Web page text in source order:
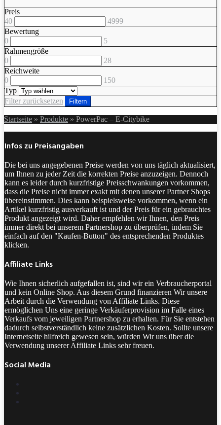
Preis
40
4999
Bewertung
0
5
Rahmengröße
0
28
Reichweite
0
150
Typ
Filter zurücksetzen
Filtern
Startseite » Produkte » PowerPac – E-Citybike
Infos zu Preisangaben
Die bei uns angegebenen Preise werden von uns täglich aktualisiert,
um Ihnen zu jeder Zeit die korrekten Preise anzuzeigen. Dennoch
kann es leider durch kurzfristige Preisschwankungen vorkommen,
dass die Preise nicht immer exakt mit denen unserer Partner Shops
übereinstimmen. Dies kann beispielsweise vorkommen, wenn ein
Artikel kurzfristig ausverkauft ist und der Preis für ein gebrauchtes
Produkt angezeigt wird. Daher empfehlen wir Ihnen, den Preis
immer direkt bei unserem Partnershop zu überprüfen, indem Sie
einfach auf den "Kaufen-Button" des entsprechenden Produktes
klicken.
Affiliate Links
Wie Ihnen sicherlich aufgefallen ist, sind wir ein Verbraucherportal
und kein Online Shop. Aus diesem Grund finanzieren Wir unsere
Arbeit durch die Verwendung von Affiliate Links. Diese
ermöglichen Uns eine geringe Verkäuferprovision im Falle eines
Verkaufs vom jeweiligen Partnershop zu erhalten. Für Sie entstehen
dadurch selbstverständlich keine zusätzlichen Kosten. Sollte unsere
Internetseite hilfreich gewesen sein, würden Wir uns über die
Verwendung unserer Affiliate Links sehr freuen.
Social Media